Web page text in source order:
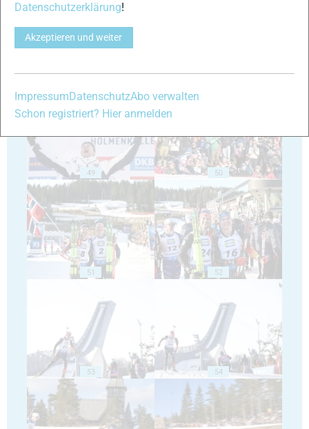
47 48
49 50
51 52
53 54
Datenschutzerklärung!
Akzeptieren und weiter
ImpressumDatenschutzAbo verwalten
Schon registriert? Hier anmelden